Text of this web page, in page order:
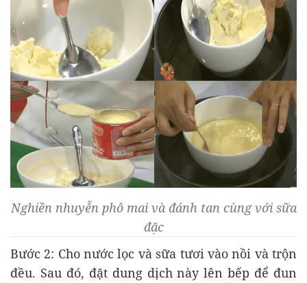
Nghiền nhuyễn phô mai và đánh tan cùng với sữa
đặc
Bước 2: Cho nước lọc và sữa tươi vào nồi và trộn
đều. Sau đó, đặt dung dịch này lên bếp để đun